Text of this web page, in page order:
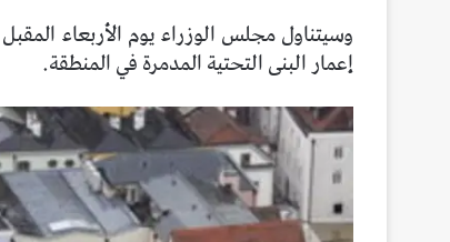
وسيتناول مجلس الوزراء يوم الأربعاء
إعمار البنى التحتية المدمرة في المنطقة.